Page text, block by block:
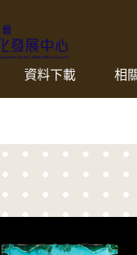
家文化
覽
資料下載 相